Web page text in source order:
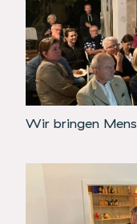
Wir bringen